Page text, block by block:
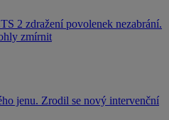
2 zdražení povolenek nezabrání.
zmírnit
jenu. Zrodil se nový intervenční